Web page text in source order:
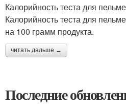
Калорийность теста для
Калорийность теста для
на 100 грамм продукта.
читать дальше →
Последние